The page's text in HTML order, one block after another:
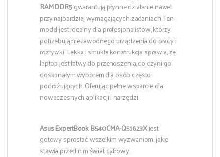
RAM DDR5gwarantują płynne działanie nawet
przy najbardziej wymagających zadaniach. Ten
model jest idealny dla profesjonalistów, którzy
potrzebują niezawodnego urządzenia do pracy i
rozrywki. Lekka i smukła konstrukcja sprawia, że
laptop jest łatwy do przenoszenia, co czyni go
doskonałym wyborem dla osób często
podróżujących. Oferując pełne wsparcie dla
nowoczesnych aplikacji i narzędzi.
Asus ExpertBook B540CMA-Q51623Xjest
gotowy sprostać wszelkim wyzwaniom, jakie
stawia przed nim świat cyfrowy.